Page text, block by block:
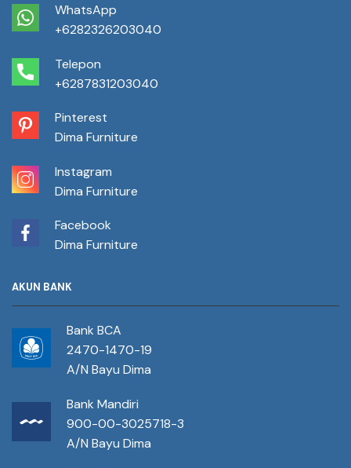
WhatsApp
+6282326203040
Telepon
+6287831203040
Pinterest
Dima Furniture
Instagram
Dima Furniture
Facebook
Dima Furniture
AKUN BANK
Bank BCA
2470-1470-19
A/N Bayu Dima
Bank Mandiri
900-00-3025718-3
A/N Bayu Dima